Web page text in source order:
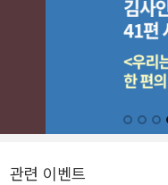
관련 이벤트